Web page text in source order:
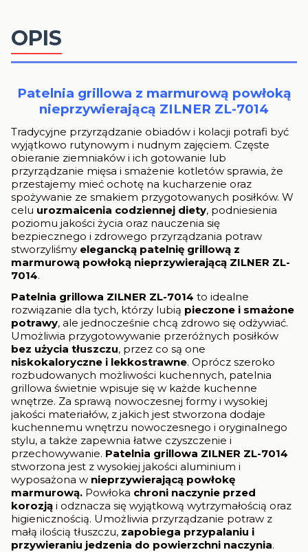
OPIS
Patelnia grillowa z marmurową powłoką
nieprzywierającą ZILNER ZL-7014
Tradycyjne przyrządzanie obiadów i kolacji potrafi być
wyjątkowo rutynowym i nudnym zajęciem. Częste
obieranie ziemniaków i ich gotowanie lub
przyrządzanie mięsa i smażenie kotletów sprawia, że
przestajemy mieć ochotę na kucharzenie oraz
spożywanie ze smakiem przygotowanych posiłków. W
celu urozmaicenia codziennej diety, podniesienia
poziomu jakości życia oraz nauczenia się
bezpiecznego i zdrowego przyrządzania potraw
stworzyliśmy elegancką patelnię grillową z
marmurową powłoką nieprzywierającą ZILNER ZL-
7014.
Patelnia grillowa ZILNER ZL-7014 to idealne
rozwiązanie dla tych, którzy lubią pieczone i smażone
potrawy, ale jednocześnie chcą zdrowo się odżywiać.
Umożliwia przygotowywanie przeróżnych posiłków
bez użycia tłuszczu, przez co są one
niskokaloryczne i lekkostrawne. Oprócz szeroko
rozbudowanych możliwości kuchennych, patelnia
grillowa świetnie wpisuje się w każde kuchenne
wnętrze. Za sprawą nowoczesnej formy i wysokiej
jakości materiałów, z jakich jest stworzona dodaje
kuchennemu wnętrzu nowoczesnego i oryginalnego
stylu, a także zapewnia łatwe czyszczenie i
przechowywanie. Patelnia grillowa ZILNER ZL-7014
stworzona jest z wysokiej jakości aluminium i
wyposażona w nieprzywierającą powłokę
marmurową. Powłoka chroni naczynie przed
korozją i odznacza się wyjątkową wytrzymałością oraz
higienicznością. Umożliwia przyrządzanie potraw z
małą ilością tłuszczu, zapobiega przypalaniu i
przywieraniu jedzenia do powierzchni naczynia.